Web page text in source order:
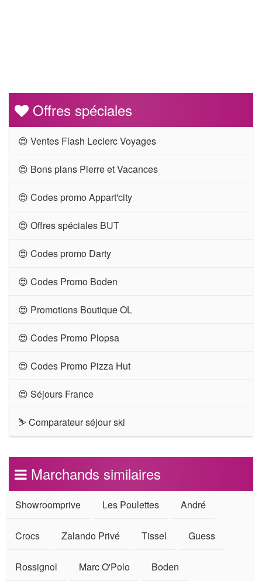
Offres spéciales
😍 Ventes Flash Leclerc Voyages
😍 Bons plans Pierre et Vacances
😍 Codes promo Appart'city
😍 Offres spéciales BUT
😍 Codes promo Darty
😍 Codes Promo Boden
😍 Promotions Boutique OL
😍 Codes Promo Plopsa
😍 Codes Promo Pizza Hut
😍 Séjours France
⛷ Comparateur séjour ski
Marchands similaires
Showroomprive Les Poulettes André
Crocs Zalando Privé Tissel Guess
Rossignol Marc O'Polo Boden